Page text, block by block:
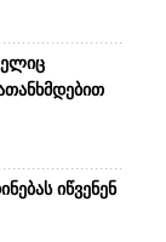
იწვენენ